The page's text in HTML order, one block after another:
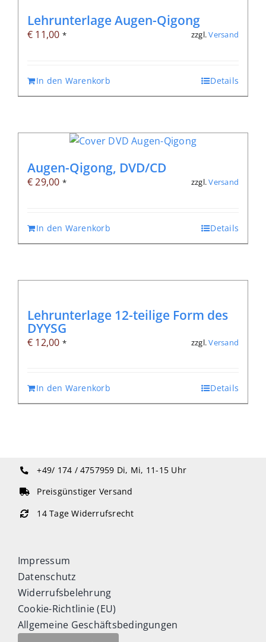
Lehrunterlage Augen-Qigong
€ 11,00 * zzgl.Versand
In den Warenkorb Details
Augen-Qigong, DVD/CD
€29,00 * zzgl.Versand
In den Warenkorb Details
Lehrunterlage 12-teilige Form des
DYYSG
€ 12,00 * zzgl.Versand
In den Warenkorb Details
+49/ 174 / 4757959 Di, Mi, 11-15 Uhr
Preisgünstiger Versand
14 Tage Widerrufsrecht
Impressum
Datenschutz
Widerrufsbelehrung
Cookie-Richtlinie (EU)
Allgemeine Geschäftsbedingungen